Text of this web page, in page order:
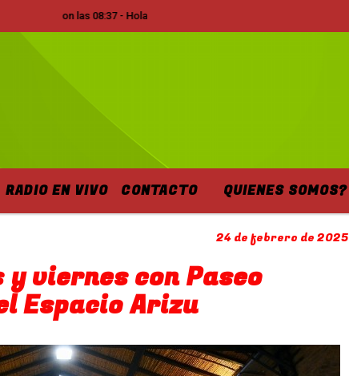
y son las 08:37 - Hola
RADIO EN VIVO CONTACTO QUIENES SOMOS?
24 de febrero de 2025
viernes con Paseo
Espacio Arizu